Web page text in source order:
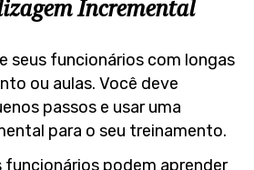
Incremental
seus funcionários com longas
ou aulas. Você deve
passos e usar uma
para o seu treinamento.
funcionários podem aprender